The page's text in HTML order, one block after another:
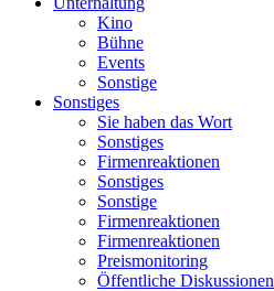
Kino
Bühne
Events
Sonstige
Sonstiges
Sie haben das Wort
Sonstiges
Firmenreaktionen
Sonstiges
Sonstige
Firmenreaktionen
Firmenreaktionen
Preismonitoring
Öffentliche Diskussionen